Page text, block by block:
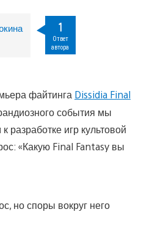
1
Ответ
автора
файтинга Dissidia Final
события мы
разработке игр культовой
«Какую Final Fantasy вы
но споры вокруг него